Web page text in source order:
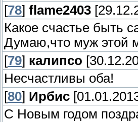
[78] flame2403
Какое счастье быть
Думаю,что муж этой
[79] калипсо
Несчастливы оба!
[80] Ирбис
С Новым годом